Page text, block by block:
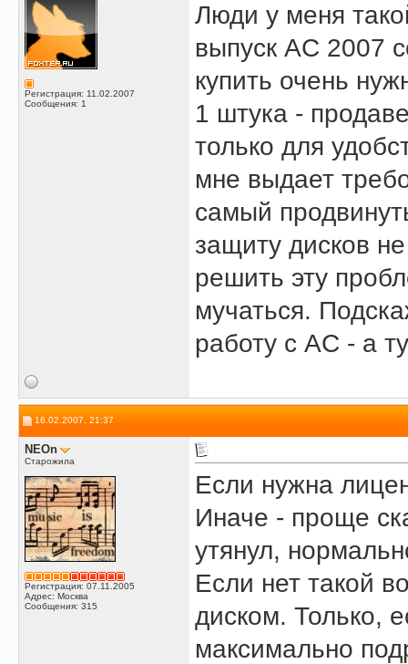
Регистрация: 11.02.2007
Сообщения: 1
Люди у меня
выпуск AC 2007
купить очень
1 штука -
только для
мне выдает
самый
защиту дисков
решить эту
мучаться.
работу с AC - а
16.02.2007, 21:37
NEOn
Старожила
Регистрация: 07.11.2005
Адрес: Москва
Сообщения: 315
Если нужна
Иначе - проще
утянул,
Если нет такой
диском. Только,
максимально